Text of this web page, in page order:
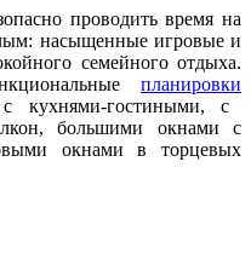
проводить время на
насыщенные игровые и
семейного отдыха.
планировки
кухнями-гостиными, с
большими окнами с
окнами в торцевых